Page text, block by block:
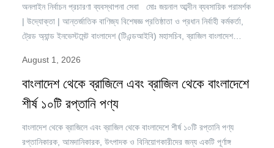
business successfully…
অনলাইন নির্বাচন প্রচারণা ব্যবস্থাপনা সেবা মোঃ জয়নাল আব্দীন ব্যবসায়িক পরামর্শক
| উদ্যোক্তা | আন্তর্জাতিক বাণিজ্য বিশেষজ্ঞ প্রতিষ্ঠাতা ও প্রধান নির্বাহী কর্মকর্তা,
ট্রেড অ্যান্ড ইনভেস্টমেন্ট বাংলাদেশ (টিএন্ডআইবি) মহাসচিব, ব্রাজিল বাংলাদেশ
বিশ্বে নির্বাচন পরিচালনার ধরণ দ্রুত পরিবর্তিত হচ্ছে। একসময় নির্বাচনী প্রচারণা
বলতে কেবল পোস্টার, ব্যানার, লিফলেট, মাইকিং,…
August 1, 2026
বাংলাদেশ থেকে ব্রাজিলে এবং ব্রাজিল থেকে বাংলাদেশে
শীর্ষ ১০টি রপ্তানি পণ্য
বাংলাদেশ থেকে ব্রাজিলে এবং ব্রাজিল থেকে বাংলাদেশে শীর্ষ ১০টি রপ্তানি পণ্য
রপ্তানিকারক, আমদানিকারক, উৎপাদক ও বিনিয়োগকারীদের জন্য একটি পূর্ণাঙ্গ